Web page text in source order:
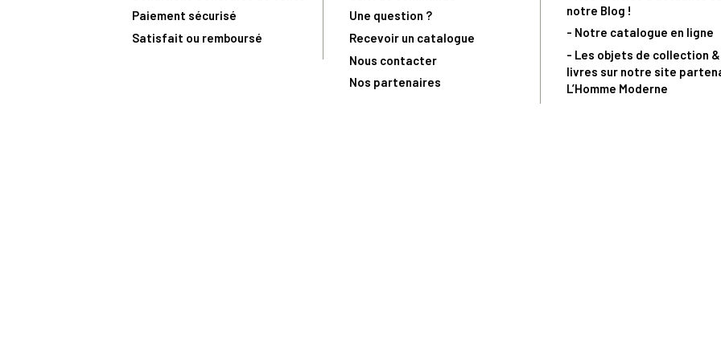
Paiement sécurisé
Satisfait ou remboursé
Une question ?
Recevoir un catalogue
Nous contacter
Nos partenaires
notre Blog !
- Notre catalogue en ligne
- Les objets de collection
livres sur notre site
L’Homme Moderne